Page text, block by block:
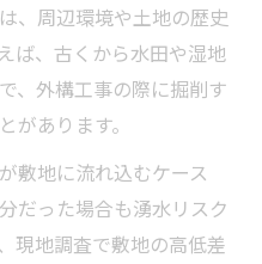
、周辺環境や土地の歴史
ば、古くから水田や湿地
、外構工事の際に掘削す
があります。
敷地に流れ込むケース
だった場合も湧水リスク
現地調査で敷地の高低差